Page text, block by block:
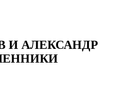
И АЛЕКСАНДР